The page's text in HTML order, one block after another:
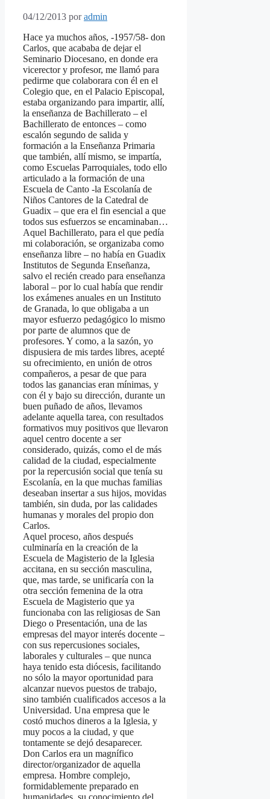
04/12/2013 poradmin
Hace ya muchos años, -1957/58- don
Carlos, que acababa de dejar el
Seminario Diocesano, en donde era
vicerector y profesor, me llamó para
pedirme que colaborara con él en el
Colegio que, en el Palacio Episcopal,
estaba organizando para impartir, allí,
la enseñanza de Bachillerato – el
Bachillerato de entonces – como
escalón segundo de salida y
formación a la Enseñanza Primaria
que también, allí mismo, se impartía,
como Escuelas Parroquiales, todo ello
articulado a la formación de una
Escuela de Canto -la Escolanía de
Niños Cantores de la Catedral de
Guadix – que era el fin esencial a que
todos sus esfuerzos se encaminaban…
Aquel Bachillerato, para el que pedía
mi colaboración, se organizaba como
enseñanza libre – no había en Guadix
Institutos de Segunda Enseñanza,
salvo el recién creado para enseñanza
laboral – por lo cual había que rendir
los exámenes anuales en un Instituto
de Granada, lo que obligaba a un
mayor esfuerzo pedagógico lo mismo
por parte de alumnos que de
profesores. Y como, a la sazón, yo
dispusiera de mis tardes libres, acepté
su ofrecimiento, en unión de otros
compañeros, a pesar de que para
todos las ganancias eran mínimas, y
con él y bajo su dirección, durante un
buen puñado de años, llevamos
adelante aquella tarea, con resultados
formativos muy positivos que llevaron
aquel centro docente a ser
considerado, quizás, como el de más
calidad de la ciudad, especialmente
por la repercusión social que tenía su
Escolanía, en la que muchas familias
deseaban insertar a sus hijos, movidas
también, sin duda, por las calidades
humanas y morales del propio don
Carlos.
Aquel proceso, años después
culminaría en la creación de la
Escuela de Magisterio de la Iglesia
accitana, en su sección masculina,
que, mas tarde, se unificaría con la
otra sección femenina de la otra
Escuela de Magisterio que ya
funcionaba con las religiosas de San
Diego o Presentación, una de las
empresas del mayor interés docente –
con sus repercusiones sociales,
laborales y culturales – que nunca
haya tenido esta diócesis, facilitando
no sólo la mayor oportunidad para
alcanzar nuevos puestos de trabajo,
sino también cualificados accesos a la
Universidad. Una empresa que le
costó muchos dineros a la Iglesia, y
muy pocos a la ciudad, y que
tontamente se dejó desaparecer.
Don Carlos era un magnífico
director/organizador de aquella
empresa. Hombre complejo,
formidablemente preparado en